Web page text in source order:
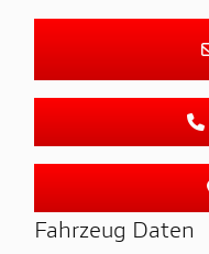
Fahrzeug Daten